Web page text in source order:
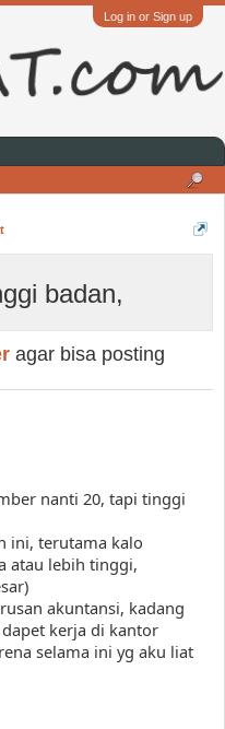
Log in or Sign up
badan,
agar bisa posting
nanti 20, tapi tinggi
ini, terutama kalo
atau lebih tinggi,
akuntansi, kadang
kerja di kantor
selama ini yg aku liat